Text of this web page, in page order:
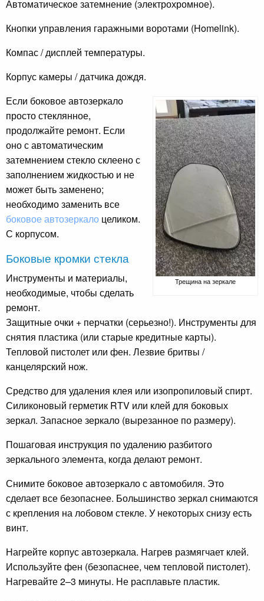
Автоматическое затемнение (электрохромное).
Кнопки управления гаражными воротами (Homelink).
Компас / дисплей температуры.
Корпус камеры / датчика дождя.
Трещина на зеркале
Если боковое автозеркало
просто стеклянное,
продолжайте ремонт. Если
оно с автоматическим
затемнением стекло склеено с
заполнением жидкостью и не
может быть заменено;
необходимо заменить все
боковое автозеркало целиком.
С корпусом.
Боковые кромки стекла
Инструменты и материалы,
необходимые, чтобы сделать
ремонт.
Защитные очки + перчатки (серьезно!). Инструменты для
снятия пластика (или старые кредитные карты).
Тепловой пистолет или фен. Лезвие бритвы /
канцелярский нож.
Средство для удаления клея или изопропиловый спирт.
Силиконовый герметик RTV или клей для боковых
зеркал. Запасное зеркало (вырезанное по размеру).
Пошаговая инструкция по удалению разбитого
зеркального элемента, когда делают ремонт.
Снимите боковое автозеркало с автомобиля. Это
сделает все безопаснее. Большинство зеркал снимаются
с крепления на лобовом стекле. У некоторых снизу есть
винт.
Нагрейте корпус автозеркала. Нагрев размягчает клей.
Используйте фен (безопаснее, чем тепловой пистолет).
Нагревайте 2–3 минуты. Не расплавьте пластик.